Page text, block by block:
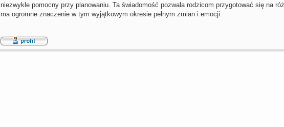
niezwykle pomocny przy planowaniu. Ta świadomość pozwala rodzicom przygotować się na
ma ogromne znaczenie w tym wyjątkowym okresie pełnym zmian i emocji.